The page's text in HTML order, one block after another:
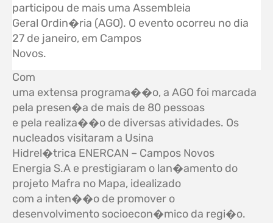
participou de mais uma Assembleia
Geral Ordin�ria (AGO). O evento ocorreu no dia
27 de janeiro, em Campos
Novos.
Com
uma extensa programa��o, a AGO foi marcada
pela presen�a de mais de 80 pessoas
e pela realiza��o de diversas atividades. Os
nucleados visitaram a Usina
Hidrel�trica ENERCAN – Campos Novos
Energia S.A e prestigiaram o lan�amento do
projeto Mafra no Mapa, idealizado
com a inten��o de promover o
desenvolvimento socioecon�mico da regi�o.